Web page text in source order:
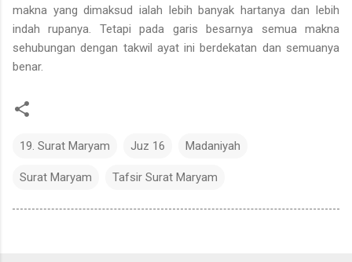
makna yang dimaksud ialah lebih banyak hartanya dan lebih
indah rupanya. Tetapi pada garis besarnya semua makna
sehubungan dengan takwil ayat ini berdekatan dan semuanya
benar.
19. Surat Maryam Juz 16 Madaniyah
Surat Maryam Tafsir Surat Maryam